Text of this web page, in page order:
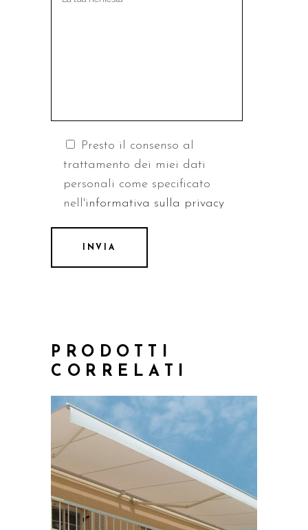
Presto il consenso al
trattamento dei miei dati
personali come specificato
nell'informativa sulla privacy
PRODOTTI
CORRELATI